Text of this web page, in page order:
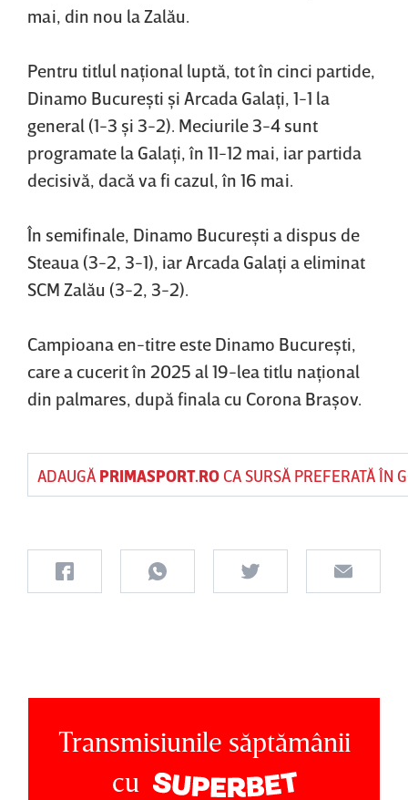
mai, din nou la Zalău.
Pentru titlul naţional luptă, tot în cinci partide,
Dinamo Bucureşti şi Arcada Galaţi, 1-1 la
general (1-3 şi 3-2). Meciurile 3-4 sunt
programate la Galaţi, în 11-12 mai, iar partida
decisivă, dacă va fi cazul, în 16 mai.
În semifinale, Dinamo Bucureşti a dispus de
Steaua (3-2, 3-1), iar Arcada Galaţi a eliminat
SCM Zalău (3-2, 3-2).
Campioana en-titre este Dinamo Bucureşti,
care a cucerit în 2025 al 19-lea titlu naţional
din palmares, după finala cu Corona Braşov.
ADAUGĂ PRIMASPORT.ROCA SURSĂ PREFERATĂ ÎN
Transmisiunile săptămânii
cu